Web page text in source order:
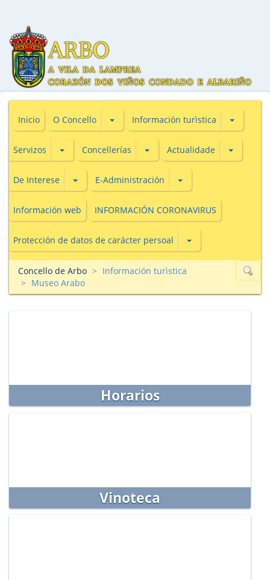
Inicio O Concello Subsecciones de O Concello
Información turìstica
Servizos Subsecciones de Servizos
Concellerías Subsecciones de Concellerías
Actualidade
De Interese Subsecciones de De Interese
E-Administración Subsecciones de E-
Información web INFORMACIÓN CORONAVIRUS
Protección de datos de carácter persoal Subsecciones de
Concello de Arbo
Información turìstica
Museo Arabo
Horarios
Vinoteca